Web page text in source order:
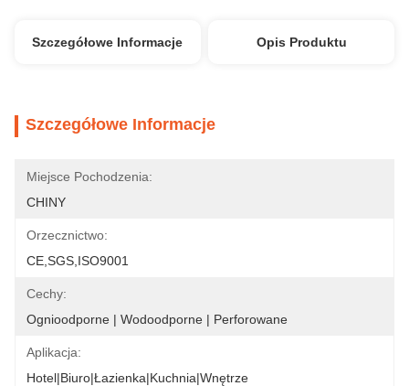
Szczegółowe Informacje Opis Produktu
Szczegółowe Informacje
Miejsce Pochodzenia:
CHINY
Orzecznictwo:
CE,SGS,ISO9001
Cechy:
Ognioodporne | Wodoodporne | Perforowane
Aplikacja:
Hotel|Biuro|Łazienka|Kuchnia|Wnętrze